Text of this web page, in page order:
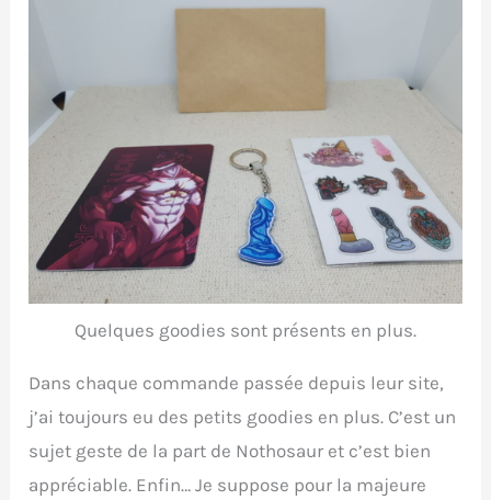
Quelques goodies sont présents en plus.
Dans chaque commande passée depuis leur site,
j’ai toujours eu des petits goodies en plus. C’est un
sujet geste de la part de Nothosaur et c’est bien
appréciable. Enfin… Je suppose pour la majeure